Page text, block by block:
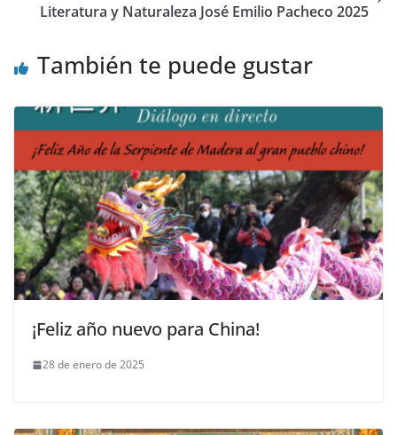
Literatura y Naturaleza José Emilio Pacheco 2025
También te puede gustar
¡Feliz año nuevo para China!
28 de enero de 2025